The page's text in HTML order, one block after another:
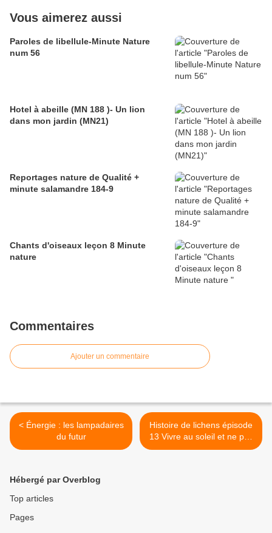
Vous aimerez aussi
Paroles de libellule-Minute Nature
num 56
Hotel à abeille (MN 188 )- Un lion
dans mon jardin (MN21)
Reportages nature de Qualité +
minute salamandre 184-9
Chants d'oiseaux leçon 8 Minute
nature
Commentaires
Ajouter un commentaire
< Énergie : les lampadaires
du futur
Histoire de lichens épisode
13 Vivre au soleil et ne pas
mourir (et Parmelina
Hébergé par Overblog
Top articles
Pages